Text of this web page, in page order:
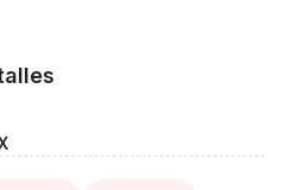
Nacional del Lago
canales y campos de
histórica fortaleza de
para observar